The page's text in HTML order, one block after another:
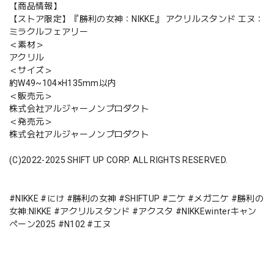
【商品情報】
【ストア限定】『勝利の女神：NIKKE』 アクリルスタンド エヌ：
ミラクルフェアリー
＜素材＞
アクリル
＜サイズ＞
約W49~104×H135mm以内
＜販売元＞
株式会社アルジャーノンプロダクト
＜発売元＞
株式会社アルジャーノンプロダクト
(C)2022-2025 SHIFT UP CORP. ALL RIGHTS RESERVED.
#NIKKE #にけ #勝利の女神 #SHIFTUP #ニケ #メガニケ #勝利の
女神:NIKKE #アクリルスタンド #アクスタ #NIKKEwinterキャン
ペーン2025 #N102 #エヌ